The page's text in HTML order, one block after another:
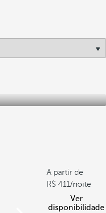
A partir de
411/noite
Ver
disponibilidade